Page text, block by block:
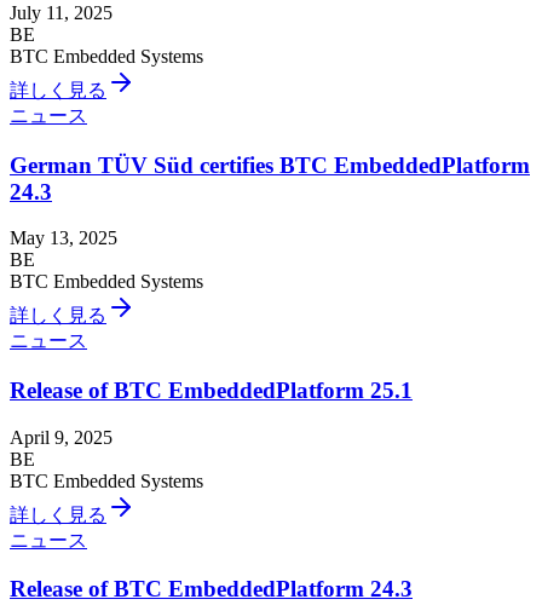
July 11, 2025
BE
BTC Embedded Systems
詳しく見る
ニュース
German TÜV Süd certifies BTC EmbeddedPlatform
24.3
May 13, 2025
BE
BTC Embedded Systems
詳しく見る
ニュース
Release of BTC EmbeddedPlatform 25.1
April 9, 2025
BE
BTC Embedded Systems
詳しく見る
ニュース
Release of BTC EmbeddedPlatform 24.3